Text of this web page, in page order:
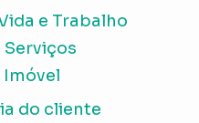
e Trabalho
Serviços
Imóvel
do cliente